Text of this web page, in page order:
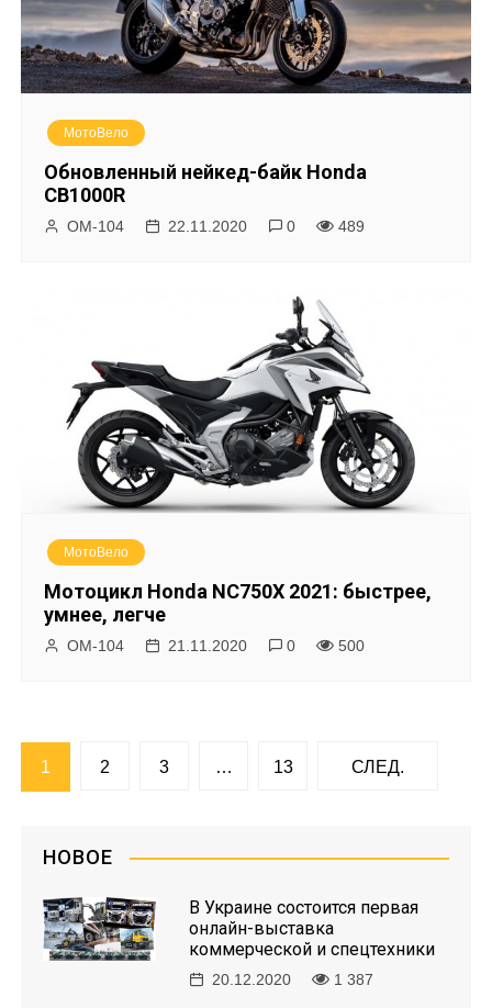
МотоВело
Обновленный нейкед-байк Honda
CB1000R
ОМ-104 22.11.2020 0 489
МотоВело
Мотоцикл Honda NC750X 2021: быстрее,
умнее, легче
ОМ-104 21.11.2020 0 500
Н
1 2 3 … 13 СЛЕД.
НОВОЕ
В Украине состоится первая
онлайн-выставка
коммерческой и спецтехники
20.12.2020 1 387